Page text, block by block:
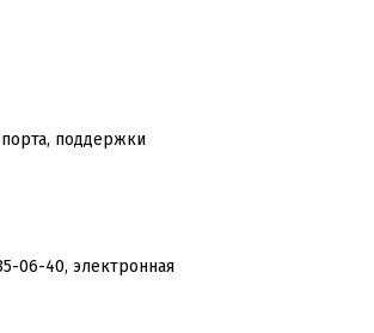
поддержки
06-40, электронная